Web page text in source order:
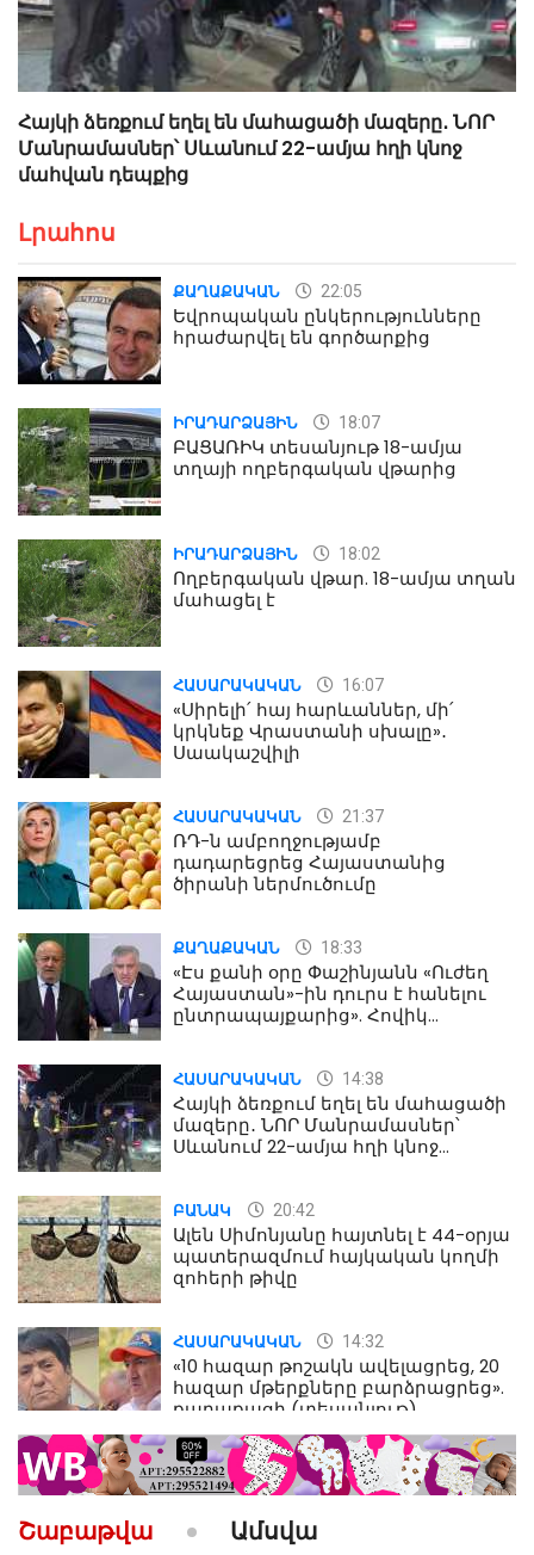
Հայկի ձեռքում եղել են մահացածի մազերը․ ՆՈՐ
Մանրամասներ՝ Սևանում 22-ամյա հղի կնոջ
մահվան դեպքից
Լրահոս
ՔԱՂԱՔԱԿԱՆ 22:05
Եվրոպական ընկերությունները
հրաժարվել են գործարքից
ԻՐԱԴԱՐՁԱՅԻՆ 18:07
ԲԱՑԱՌԻԿ տեսանյութ 18-ամյա
տղայի ողբերգական վթարից
ԻՐԱԴԱՐՁԱՅԻՆ 18:02
Ողբերգական վթար. 18-ամյա տղան
մահացել է
ՀԱՍԱՐԱԿԱԿԱՆ 16:07
«Սիրելի՛ հայ հարևաններ, մի՛
կրկնեք Վրաստանի սխալը»․
Սաակաշվիլի
ՀԱՍԱՐԱԿԱԿԱՆ 21:37
ՌԴ-ն ամբողջությամբ
դադարեցրեց Հայաստանից
ծիրանի ներմուծումը
ՔԱՂԱՔԱԿԱՆ 18:33
«Էս քանի օրը Փաշինյանն «Ուժեղ
Հայաստան»-ին դուրս է հանելու
ընտրապայքարից». Հովիկ
ՀԱՍԱՐԱԿԱԿԱՆ 14:38
Հայկի ձեռքում եղել են մահացածի
մազերը․ ՆՈՐ Մանրամասներ՝
Սևանում 22-ամյա հղի կնոջ
ԲԱՆԱԿ 20:42
Ալեն Սիմոնյանը հայտնել է 44-օրյա
պատերազմում հայկական կողմի
զոհերի թիվը
ՀԱՍԱՐԱԿԱԿԱՆ 14:32
«10 հազար թոշակն ավելացրեց, 20
հազար մթերքները բարձրացրեց».
քաղաքացի (տեսանյութ)
ՔԱՂԱՔԱԿԱՆ 10:52
«Լեզվիդ տալու փոխարեն
արտաբերիր այս երկու
նախադասությունը»․ Իշխան
Շաբաթվա Ամսվա